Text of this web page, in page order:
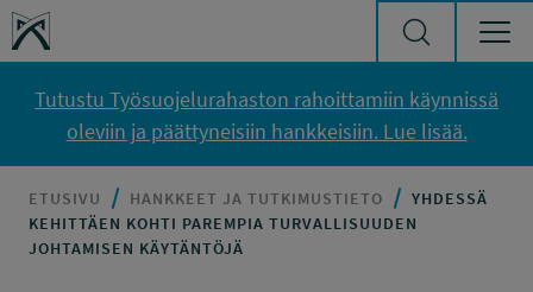
Siirry sisältöön
Työsuojelurahasto
Tutustu Työsuojelurahaston rahoittamiin käynnissä
oleviin ja päättyneisiin hankkeisiin. Lue lisää.
ETUSIVU HANKKEET JA TUTKIMUSTIETO
YHDESSÄ
KEHITTÄEN KOHTI PAREMPIA TURVALLISUUDEN
JOHTAMISEN KÄYTÄNTÖJÄ